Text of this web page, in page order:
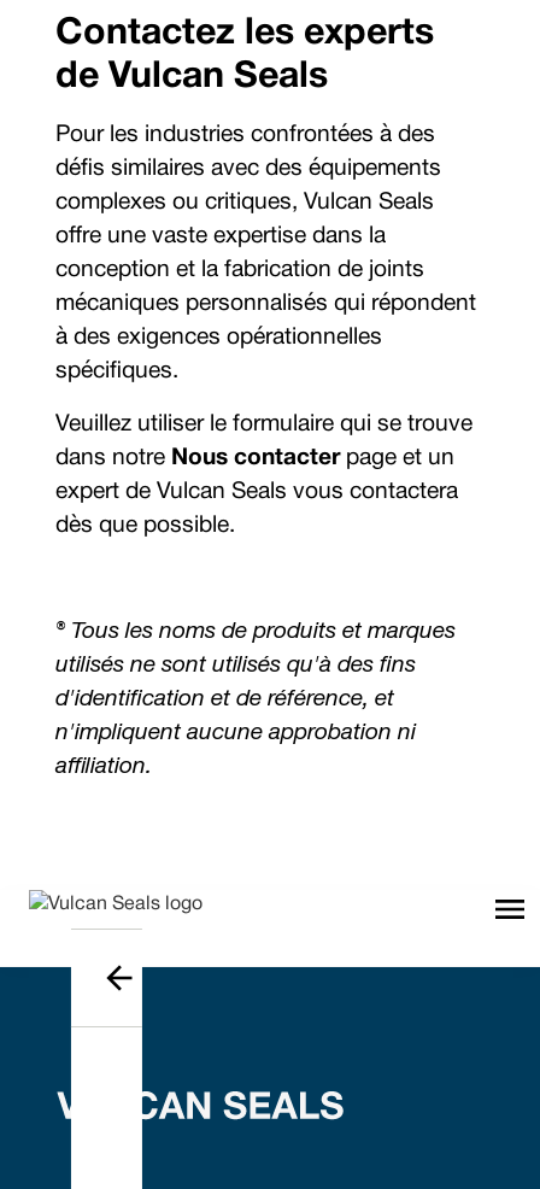
Contactez les experts
de Vulcan Seals
Pour les industries confrontées à des
défis similaires avec des équipements
complexes ou critiques, Vulcan Seals
offre une vaste expertise dans la
conception et la fabrication de joints
mécaniques personnalisés qui répondent
à des exigences opérationnelles
spécifiques.
Veuillez utiliser le formulaire qui se trouve
dans notre Nous contacterpage et un
expert de Vulcan Seals vous contactera
dès que possible.
® Tous les noms de produits et marques
utilisés ne sont utilisés qu'à des fins
d'identification et de référence, et
n'impliquent aucune approbation ni
affiliation.